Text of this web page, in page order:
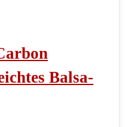
Balsa-